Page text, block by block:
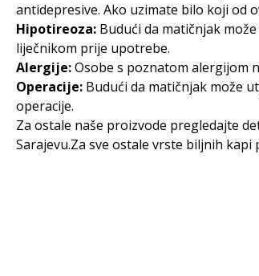
antidepresive. Ako uzimate bilo koji od
Hipotireoza: Budući da matičnjak
liječnikom prije upotrebe.
Alergije:Osobe s poznatom alergijom
Operacije: Budući da matičnjak može
operacije.
Za ostale naše proizvode pregledajte
Sarajevu.Za sve ostale vrste biljnih